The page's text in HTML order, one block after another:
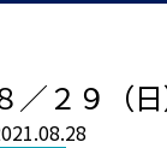
／２９（